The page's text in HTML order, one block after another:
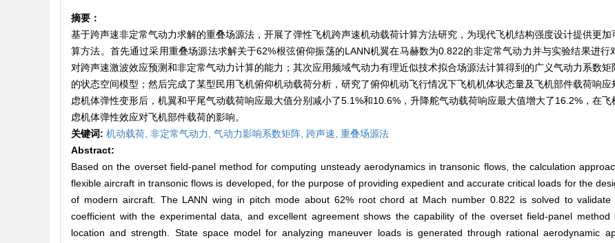
摘要：
基于跨声速非定常气动力求解的重叠场源法，开展了弹性飞机跨声速机动载荷计算方法研究，为现代飞机结构强度设计提供更
算方法。首先通过采用重叠场源法求解关于62%根弦俯仰振荡的LANN机翼在马赫数为0.822的非定常气动力并与实验结果进行
对跨声速激波效应预测和非定常气动力计算的能力；其次应用频域气动力有理近似技术拟合场源法计算得到的广义气动力系数
的状态空间模型；然后完成了某型民用飞机俯仰机动载荷分析，研究了俯仰机动飞行情况下飞机机体状态量及飞机部件载荷响
虑机体弹性变形后，机翼和平尾气动载荷响应最大值分别减小了5.1%和10.6%，升降舵气动载荷响应最大值增大了16.2%，在
虑机体弹性效应对飞机部件载荷的影响。
关键词: 机动载荷, 非定常气动力, 气动力影响系数矩阵, 跨声速, 重叠场源法
Abstract:
Based on the overset field-panel method for computing unsteady aerodynamics in transonic flows, the calculation
flexible aircraft in transonic flows is developed, for the purpose of providing expedient and accurate critical loads for the
of modern aircraft. The LANN wing in pitch mode about 62% root chord at Mach number 0.822 is solved to validate
coefficient with the experimental data, and excellent agreement shows the capability of the overset field-panel
location and strength. State space model for analyzing maneuver loads is generated through rational aerodynamic